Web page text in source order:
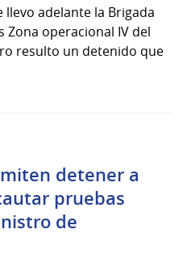
llevo adelante la Brigada
operacional IV del
resulto un detenido que
detener a
pruebas
de